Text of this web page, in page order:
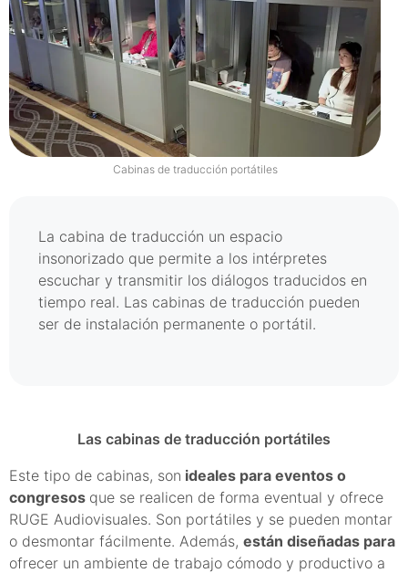
Cabinas de traducción portátiles
La cabina de traducción un espacio
insonorizado que permite a los intérpretes
escuchar y transmitir los diálogos traducidos en
tiempo real. Las cabinas de traducción pueden
ser de instalación permanente o portátil.
Las cabinas de traducción portátiles
Este tipo de cabinas, son ideales para eventos o
congresos que se realicen de forma eventual y ofrece
RUGE Audiovisuales. Son portátiles y se pueden montar
o desmontar fácilmente. Además, están diseñadas para
ofrecer un ambiente de trabajo cómodo y productivo a